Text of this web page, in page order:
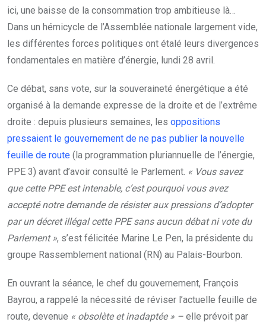
ici, une baisse de la consommation trop ambitieuse là…
Dans un hémicycle de l’Assemblée nationale largement vide,
les différentes forces politiques ont étalé leurs divergences
fondamentales en matière d’énergie, lundi 28 avril.
Ce débat, sans vote, sur la souveraineté énergétique a été
organisé à la demande expresse de la droite et de l’extrême
droite : depuis plusieurs semaines, les oppositions
pressaient le gouvernement de ne pas publier la nouvelle
feuille de route (la programmation pluriannuelle de l’énergie,
PPE 3) avant d’avoir consulté le Parlement. « Vous savez
que cette PPE est intenable, c’est pourquoi vous avez
accepté notre demande de résister aux pressions d’adopter
par un décret illégal cette PPE sans aucun débat ni vote du
Parlement », s’est félicitée Marine Le Pen, la présidente du
groupe Rassemblement national (RN) au Palais-Bourbon.
En ouvrant la séance, le chef du gouvernement, François
Bayrou, a rappelé la nécessité de réviser l’actuelle feuille de
route, devenue « obsolète et inadaptée » – elle prévoit par